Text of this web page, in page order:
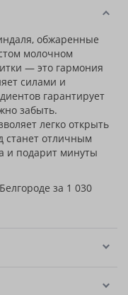
обжаренные
молочном
— это гармония
силами и
гарантирует
забыть.
легко открыть
станет отличным
и подарит минуты
за 1 030